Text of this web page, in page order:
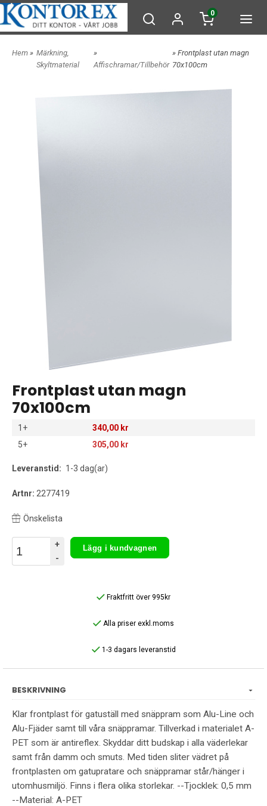
0
Hem » Märkning,
Skyltmaterial
»
Affischramar/Tillbehör
» Frontplast utan magn
70x100cm
Frontplast utan magn
70x100cm
1+
340,00 kr
5+
305,00 kr
Leveranstid: 1-3 dag(ar)
Artnr: 2277419
Önskelista
+
-
Lägg i kundvagnen
Fraktfritt över 995kr
Alla priser exkl.moms
1-3 dagars leveranstid
BESKRIVNING
Klar frontplast för gatuställ med snäppram som Alu-Line och
Alu-Fjäder samt till våra snäppramar. Tillverkad i materialet A-
PET som är antireflex. Skyddar ditt budskap i alla väderlekar
samt från damm och smuts. Med tiden sliter vädret på
frontplasten om gatupratare och snäppramar står/hänger i
utomhusmiljö. Finns i flera olika storlekar. --Tjocklek: 0,5 mm
--Material: A-PET